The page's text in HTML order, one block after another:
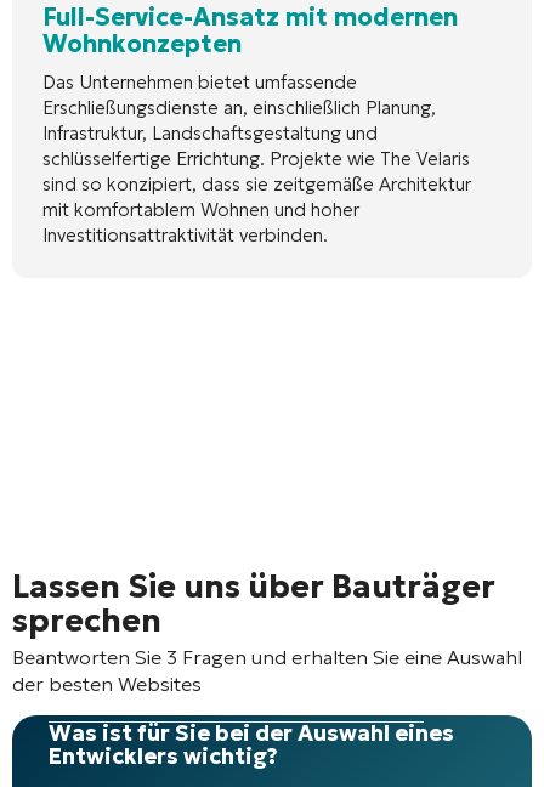
Full-Service-Ansatz mit modernen
Wohnkonzepten
Das Unternehmen bietet umfassende
Erschließungsdienste an, einschließlich Planung,
Infrastruktur, Landschaftsgestaltung und
schlüsselfertige Errichtung. Projekte wie The Velaris
sind so konzipiert, dass sie zeitgemäße Architektur
mit komfortablem Wohnen und hoher
Investitionsattraktivität verbinden.
Lassen Sie uns über Bauträger
sprechen
Beantworten Sie 3 Fragen und erhalten Sie eine Auswahl
der besten Websites
Was ist für Sie bei der Auswahl eines
Entwicklers wichtig?